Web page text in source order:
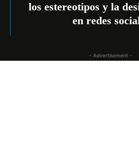
los estereotipos y la
en redes
- Advertisement -